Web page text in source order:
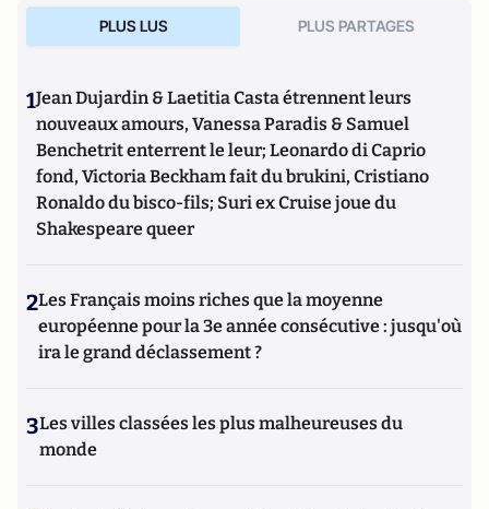
PLUS LUS PLUS PARTAGES
1Jean Dujardin & Laetitia Casta étrennent leurs
nouveaux amours, Vanessa Paradis & Samuel
Benchetrit enterrent le leur; Leonardo di Caprio
fond, Victoria Beckham fait du brukini, Cristiano
Ronaldo du bisco-fils; Suri ex Cruise joue du
Shakespeare queer
2Les Français moins riches que la moyenne
européenne pour la 3e année consécutive : jusqu'où
ira le grand déclassement ?
3Les villes classées les plus malheureuses du
monde